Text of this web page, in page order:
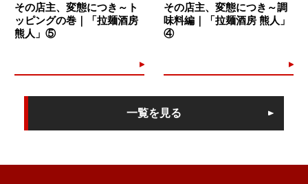
その店主、変態につき～ト
ッピングの巻｜「拉麺酒房
熊人」⑤
その店主、変態につき～調
味料編｜「拉麺酒房 熊人」
④
一覧を見る